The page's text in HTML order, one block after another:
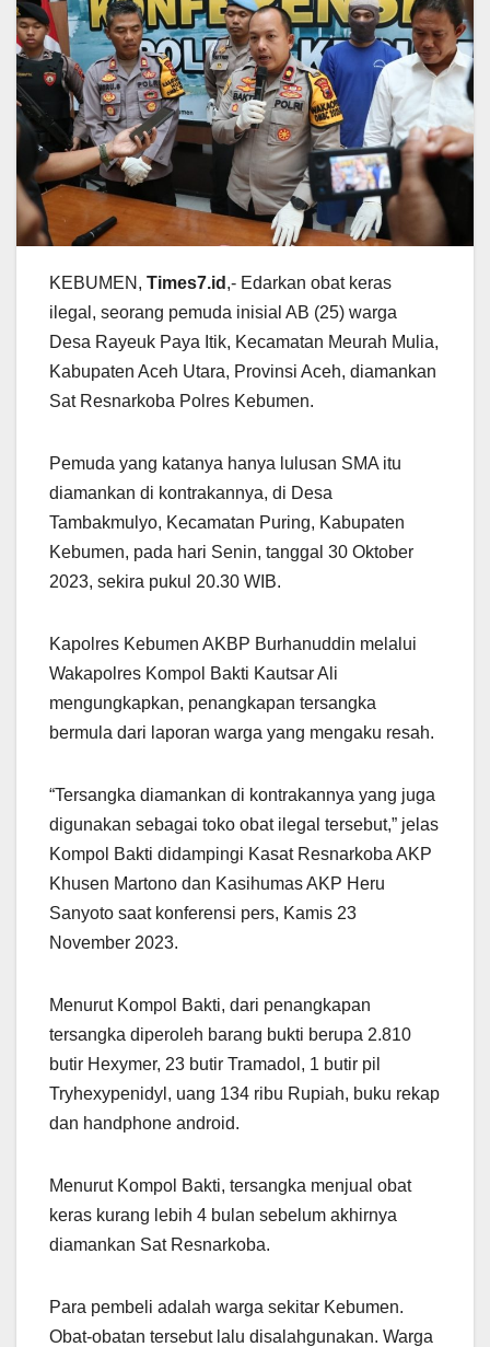
KEBUMEN, Times7.id ,- Edarkan obat keras
ilegal, seorang pemuda inisial AB (25) warga
Desa Rayeuk Paya Itik, Kecamatan Meurah Mulia,
Kabupaten Aceh Utara, Provinsi Aceh, diamankan
Sat Resnarkoba Polres Kebumen.
Pemuda yang katanya hanya lulusan SMA itu
diamankan di kontrakannya, di Desa
Tambakmulyo, Kecamatan Puring, Kabupaten
Kebumen, pada hari Senin, tanggal 30 Oktober
2023, sekira pukul 20.30 WIB.
Kapolres Kebumen AKBP Burhanuddin melalui
Wakapolres Kompol Bakti Kautsar Ali
mengungkapkan, penangkapan tersangka
bermula dari laporan warga yang mengaku resah.
“Tersangka diamankan di kontrakannya yang juga
digunakan sebagai toko obat ilegal tersebut,” jelas
Kompol Bakti didampingi Kasat Resnarkoba AKP
Khusen Martono dan Kasihumas AKP Heru
Sanyoto saat konferensi pers, Kamis 23
November 2023.
Menurut Kompol Bakti, dari penangkapan
tersangka diperoleh barang bukti berupa 2.810
butir Hexymer, 23 butir Tramadol, 1 butir pil
Tryhexypenidyl, uang 134 ribu Rupiah, buku rekap
dan handphone android.
Menurut Kompol Bakti, tersangka menjual obat
keras kurang lebih 4 bulan sebelum akhirnya
diamankan Sat Resnarkoba.
Para pembeli adalah warga sekitar Kebumen.
Obat-obatan tersebut lalu disalahgunakan. Warga